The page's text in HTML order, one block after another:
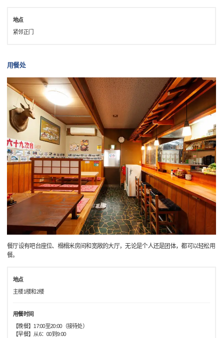
地点
紧邻正门
用餐处
餐厅设有吧台座位、榻榻米房间和宽敞的大厅，无论是个人还是团体，都可以轻松用
餐。
地点
主楼1楼和2楼
用餐时间
【晚餐】17:00至20:00（接待处）
【早餐】从6：00到9:00